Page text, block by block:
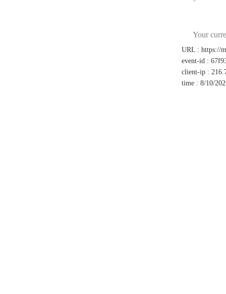
Your
URL : https://
event-id :
client-ip :
time : 8/10/